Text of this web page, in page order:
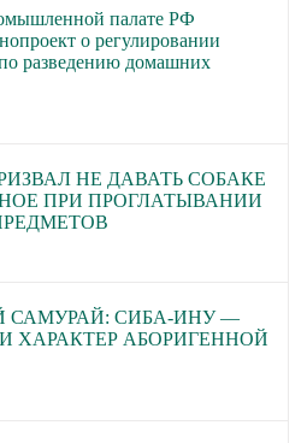
палате РФ
о регулировании
по разведению домашних
НЕ ДАВАТЬ СОБАКЕ
ПРИ ПРОГЛАТЫВАНИИ
СИБА-ИНУ —
ХАРАКТЕР АБОРИГЕННОЙ